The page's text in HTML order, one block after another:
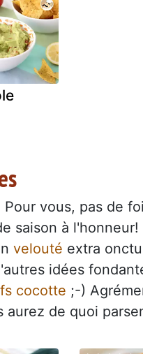
vous, pas de
saison à
velouté extra
idées
cocotte ;-)
de quoi